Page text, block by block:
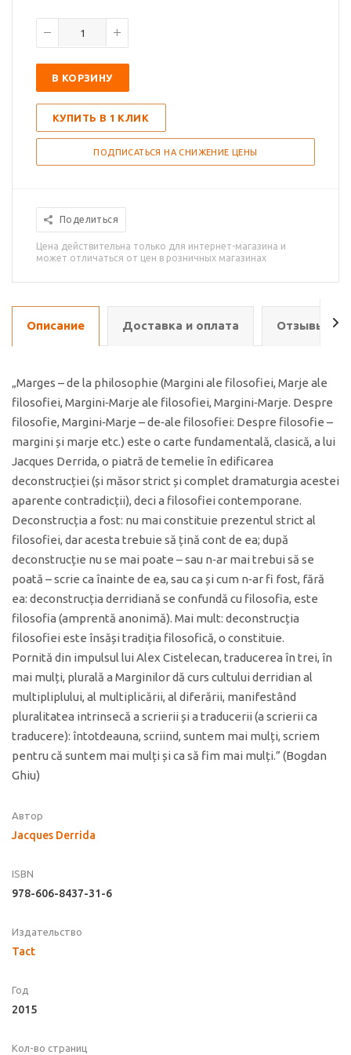
В КОРЗИНУ
КУПИТЬ В 1 КЛИК
ПОДПИСАТЬСЯ НА СНИЖЕНИЕ ЦЕНЫ
Поделиться
Цена действительна только для интернет-магазина и
может отличаться от цен в розничных магазинах
Описание Доставка и оплата Отзывы о
„Marges – de la philosophie (Margini ale filosofiei, Marje ale
filosofiei, Margini‑Marje ale filosofiei, Margini‑Marje. Despre
filosofie, Margini‑Marje – de‑ale filosofiei: Despre filosofie –
margini și marje etc.) este o carte fundamentală, clasică, a lui
Jacques Derrida, o piatră de temelie în edificarea
deconstrucției (și măsor strict și complet dramaturgia acestei
aparente contradicții), deci a filosofiei contemporane.
Deconstrucția a fost: nu mai constituie prezentul strict al
filosofiei, dar acesta trebuie să țină cont de ea; după
deconstrucție nu se mai poate – sau n‑ar mai trebui să se
poată – scrie ca înainte de ea, sau ca și cum n‑ar fi fost, fără
ea: deconstrucția derridiană se confundă cu filosofia, este
filosofia (amprentă anonimă). Mai mult: deconstrucția
filosofiei este însăși tradiția filosofică, o constituie.
Pornită din impulsul lui Alex Cistelecan, traducerea în trei, în
mai mulți, plurală a Marginilor dă curs cultului derridian al
multipliplului, al multiplicării, al diferării, manifestând
pluralitatea intrinsecă a scrierii și a traducerii (a scrierii ca
traducere): întotdeauna, scriind, suntem mai mulți, scriem
pentru că suntem mai mulți și ca să fim mai mulți.” (Bogdan
Ghiu)
Автор
Jacques Derrida
ISBN
978-606-8437-31-6
Издательство
Tact
Год
2015
Кол-во страниц